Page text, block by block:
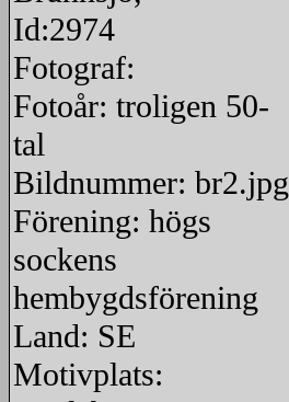
Id:2974
Fotograf:
Fotoår: troligen 50-
tal
Bildnummer: br2.jpg
Förening: högs
sockens
hembygdsförening
Land: SE
Motivplats: